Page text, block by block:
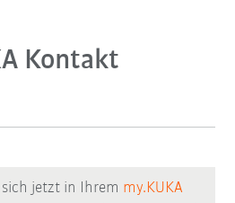
Kontakt
sich jetzt in Ihrem my.KUKA